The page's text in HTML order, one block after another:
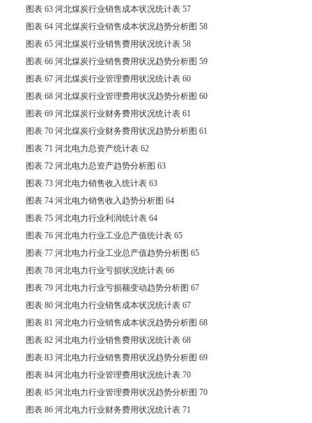
图表 63 河北煤炭行业销售成本状况统计表 57
图表 64 河北煤炭行业销售成本状况趋势分析图 58
图表 65 河北煤炭行业销售费用状况统计表 58
图表 66 河北煤炭行业销售费用状况趋势分析图 59
图表 67 河北煤炭行业管理费用状况统计表 60
图表 68 河北煤炭行业管理费用状况趋势分析图 60
图表 69 河北煤炭行业财务费用状况统计表 61
图表 70 河北煤炭行业财务费用状况趋势分析图 61
图表 71 河北电力总资产统计表 62
图表 72 河北电力总资产趋势分析图 63
图表 73 河北电力销售收入统计表 63
图表 74 河北电力销售收入趋势分析图 64
图表 75 河北电力行业利润统计表 64
图表 76 河北电力行业工业总产值统计表 65
图表 77 河北电力行业工业总产值趋势分析图 65
图表 78 河北电力行业亏损状况统计表 66
图表 79 河北电力行业亏损额变动趋势分析图 67
图表 80 河北电力行业销售成本状况统计表 67
图表 81 河北电力行业销售成本状况趋势分析图 68
图表 82 河北电力行业销售费用状况统计表 68
图表 83 河北电力行业销售费用状况趋势分析图 69
图表 84 河北电力行业管理费用状况统计表 70
图表 85 河北电力行业管理费用状况趋势分析图 70
图表 86 河北电力行业财务费用状况统计表 71